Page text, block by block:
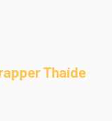
Thaíde